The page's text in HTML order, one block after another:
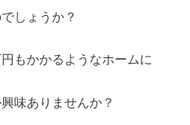
しょうか？
もかかるようなホームに
味ありませんか？